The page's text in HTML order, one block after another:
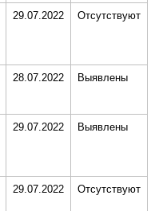
29.07.2022 Отсутствуют
28.07.2022 Выявлены
29.07.2022 Выявлены
29.07.2022 Отсутствуют